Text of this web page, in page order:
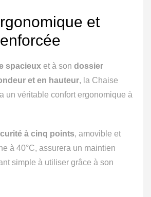
et
spacieux et à son dossier
et en hauteur, la Chaise
un véritable confort ergonomique à
à cinq points, amovible et
à 40°C, assurera un maintien
simple à utiliser grâce à son